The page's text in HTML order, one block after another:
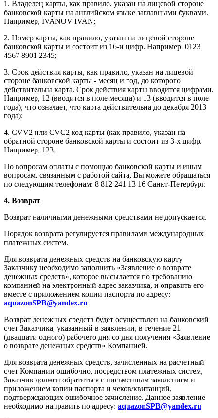
1. Владелец карты, как правило, указан на лицевой стороне
банковской карты на английском языке заглавными буквами.
Например, IVANOV IVAN;
2. Номер карты, как правило, указан на лицевой стороне
банковской карты и состоит из 16-и цифр. Например: 0123
4567 8901 2345;
3. Срок действия карты, как правило, указан на лицевой
стороне банковской карты - месяц и год, до которого
действительна карта. Срок действия карты вводится цифрами.
Например, 12 (вводится в поле месяца) и 13 (вводится в поле
года), что означает, что карта действительна до декабря 2013
года);
4. CVV2 или CVC2 код карты (как правило, указан на
обратной стороне банковской карты и состоит из 3-х цифр.
Например, 123.
По вопросам оплаты с помощью банковской карты и иным
вопросам, связанным с работой сайта, Вы можете обращаться
по следующим телефонам: 8 812 241 13 16 Санкт-Петербург.
4. Возврат
Возврат наличными денежными средствами не допускается.
Порядок возврата регулируется правилами международных
платежных систем.
Для возврата денежных средств на банковскую карту
Заказчику необходимо заполнить «Заявление о возврате
денежных средств», которое высылается по требованию
компанией на электронный адрес заказчика, и оправить его
вместе с приложением копии паспорта по адресу:
aquazonSPB@yandex.ru
Возврат денежных средств будет осуществлен на банковский
счет Заказчика, указанный в заявлении, в течение 21
(двадцати одного) рабочего дня со дня получения «Заявление
о возврате денежных средств» Компанией.
Для возврата денежных средств, зачисленных на расчетный
счет Компании ошибочно, посредством платежных систем,
Заказчик должен обратиться с письменным заявлением и
приложением копии паспорта и чеков/квитанций,
подтверждающих ошибочное зачисление. Данное заявление
необходимо направить по адресу: aquazonSPB@yandex.ru